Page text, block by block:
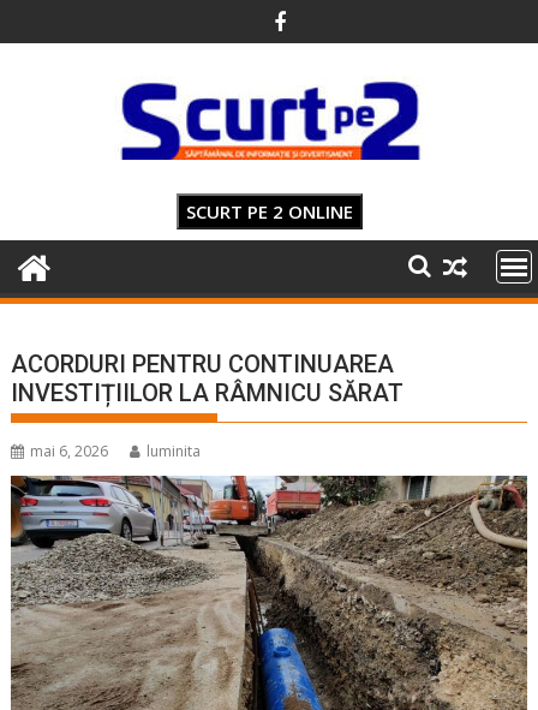
to
SCURT PE 2 ONLINE
ACORDURI PENTRU CONTINUAREA
INVESTIȚIILOR LA RÂMNICU SĂRAT
mai 6, 2026 luminita